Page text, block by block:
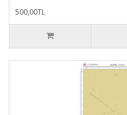
500,00TL